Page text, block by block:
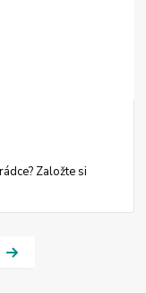
Založte si